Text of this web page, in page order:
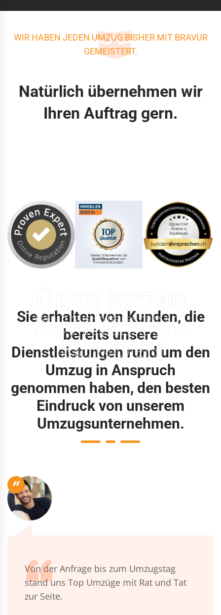
WIR HABEN JEDEN UMZUG BISHER MIT BRAVUR
GEMEISTERT.
Natürlich übernehmen wir
Ihren Auftrag gern.
ZUFRIEDENE
KUNDEN
Sie erhalten von Kunden, die
bereits unsere
Dienstleistungen rund um den
Umzug in Anspruch
genommen haben, den besten
Eindruck von unserem
Umzugsunternehmen.
“
Von der Anfrage bis zum Umzugstag
stand uns Top Umzüge mit Rat und Tat
zur Seite.